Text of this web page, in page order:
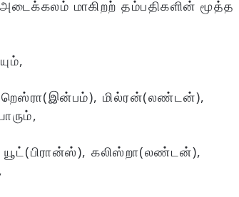
மாகிறற் தம்பதிகளின் மூத்த
மில்ரன்(லண்டன்),
கலிஸ்றா(லண்டன்),